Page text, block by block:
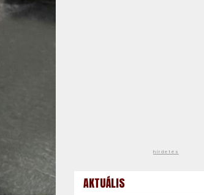
hirdetés
AKTUÁLIS